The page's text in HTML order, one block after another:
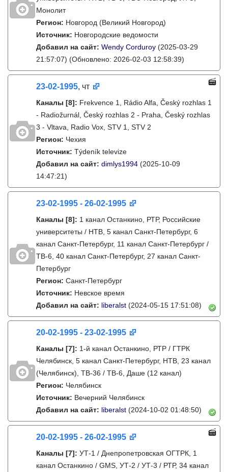
Монолит
Регион: Новгород (Великий Новгород)
Источник: Новгородские ведомости
Добавил на сайт: Wendy Corduroy (2025-03-29
21:57:07) (Обновлено: 2026-02-03 12:58:39)
23-02-1995, чт
Каналы [8]: Frekvence 1, Rádio Alfa, Český rozhlas 1
- Radiožurnál, Český rozhlas 2 - Praha, Český rozhlas
3 - Vltava, Radio Vox, STV 1, STV 2
Регион: Чехия
Источник: Týdeník televize
Добавил на сайт: dimlys1994 (2025-10-09
14:47:21)
23-02-1995 - 26-02-1995
Каналы [8]: 1 канал Останкино, РТР, Российские
университеты / НТВ, 5 канал Санкт-Петербург, 6
канал Санкт-Петербург, 11 канал Санкт-Петербург /
ТВ-6, 40 канал Санкт-Петербург, 27 канал Санкт-
Петербург
Регион: Санкт-Петербург
Источник: Невское время
Добавил на сайт: liberalst (2024-05-15 17:51:08)
20-02-1995 - 23-02-1995
Каналы [7]: 1-й канал Останкино, РТР / ГТРК
Челябинск, 5 канал Санкт-Петербург, НТВ, 23 канал
(Челябинск), ТВ-36 / ТВ-6, Даше (12 канал)
Регион: Челябинск
Источник: Вечерний Челябинск
Добавил на сайт: liberalst (2024-10-02 01:48:50)
20-02-1995 - 26-02-1995
Каналы [7]: УТ-1 / Днепропетровская ОГТРК, 1
канал Останкино / GMS, УТ-2 / УТ-3 / РТР, 34 канал